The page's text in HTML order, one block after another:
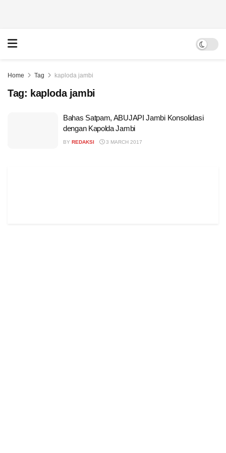
Home Tag kaploda jambi
Tag: kaploda jambi
Bahas Satpam, ABUJAPI Jambi Konsolidasi
dengan Kapolda Jambi
BY REDAKSI 3 MARCH 2017